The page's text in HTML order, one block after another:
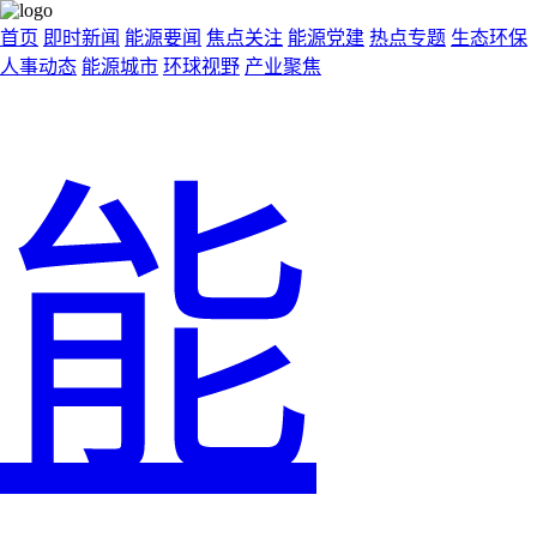
首页 即时新闻 能源要闻 焦点关注 能源党建 热点专题 生态环保
人事动态 能源城市 环球视野 产业聚焦
能